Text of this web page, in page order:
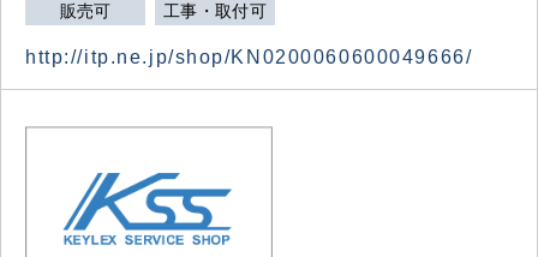
販売可 工事・取付可
http://itp.ne.jp/shop/KN0200060600049666/